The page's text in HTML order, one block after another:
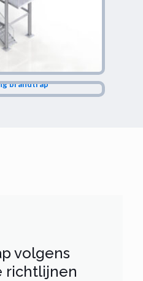
volgens
richtlijnen